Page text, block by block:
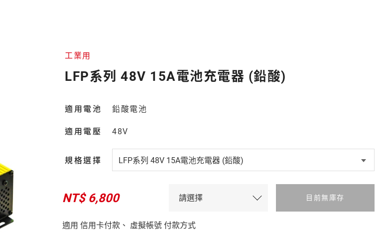
工業用
LFP系列 48V 15A電池充電器 (鉛酸)
適用電池 鉛酸電池
適用電壓 48V
規格選擇
NT$ 6,800 目前無庫存
適用 信用卡付款、 虛擬帳號 付款方式